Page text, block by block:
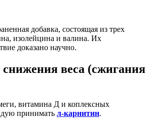
добавка, состоящая из трех
изолейцина и валина. Их
доказано научно.
веса (сжигания
витамина Д и коплексных
принимать л-карнитин.